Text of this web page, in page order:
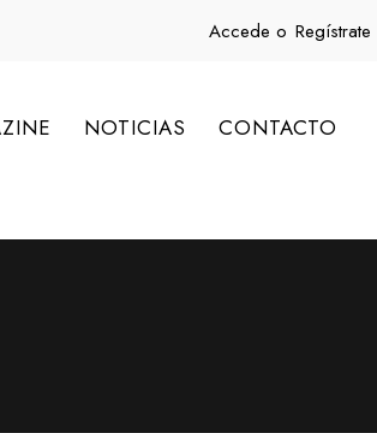
Accede o Regístrate
NOTICIAS CONTACTO